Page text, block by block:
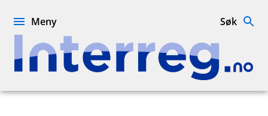
Interreg.no
Meny Søk